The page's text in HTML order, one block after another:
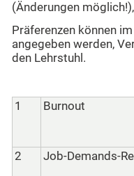
(Änderungen möglich!),
Präferenzen können
angegeben werden,
den Lehrstuhl.
1 Burnout
2 Job-